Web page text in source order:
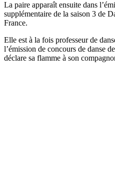
La paire apparaît ensuite dans
supplémentaire de la saison 3 de
France.
Elle est à la fois professeur de
l’émission de concours de danse
déclare sa flamme à son